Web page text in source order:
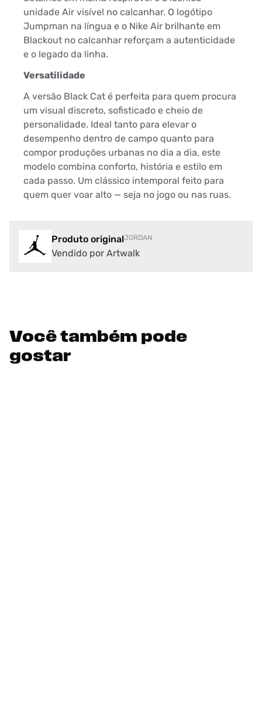
unidade Air visível no calcanhar. O logótipo
Jumpman na língua e o Nike Air brilhante em
Blackout no calcanhar reforçam a autenticidade
e o legado da linha.
Versatilidade
A versão Black Cat é perfeita para quem procura
um visual discreto, sofisticado e cheio de
personalidade. Ideal tanto para elevar o
desempenho dentro de campo quanto para
compor produções urbanas no dia a dia, este
modelo combina conforto, história e estilo em
cada passo. Um clássico intemporal feito para
quem quer voar alto — seja no jogo ou nas ruas.
Produto originalJORDAN
Vendido por Artwalk
Você também pode
gostar